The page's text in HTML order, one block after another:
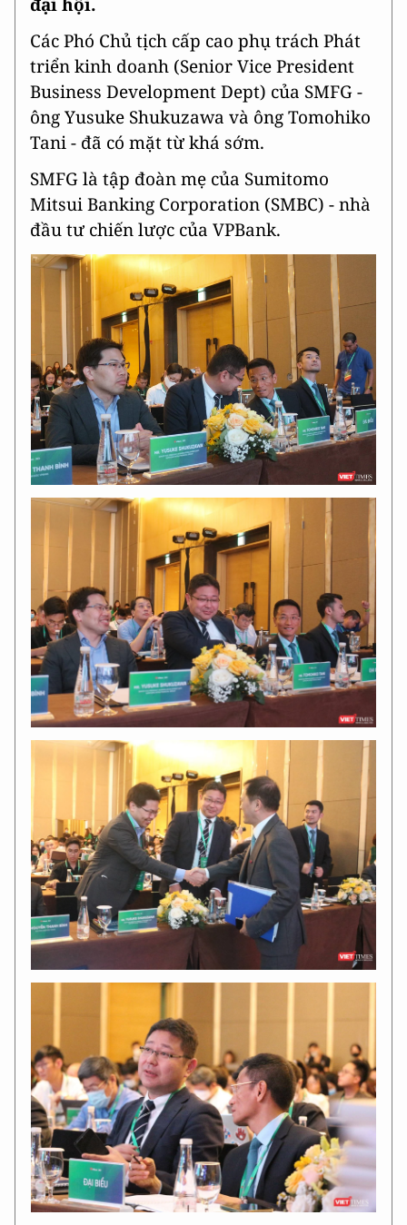
Các Phó Chủ tịch cấp cao phụ trách Phát
triển kinh doanh (Senior Vice President
Business Development Dept) của SMFG -
ông Yusuke Shukuzawa và ông Tomohiko
Tani - đã có mặt từ khá sớm.
SMFG là tập đoàn mẹ của Sumitomo
Mitsui Banking Corporation (SMBC) - nhà
đầu tư chiến lược của VPBank.